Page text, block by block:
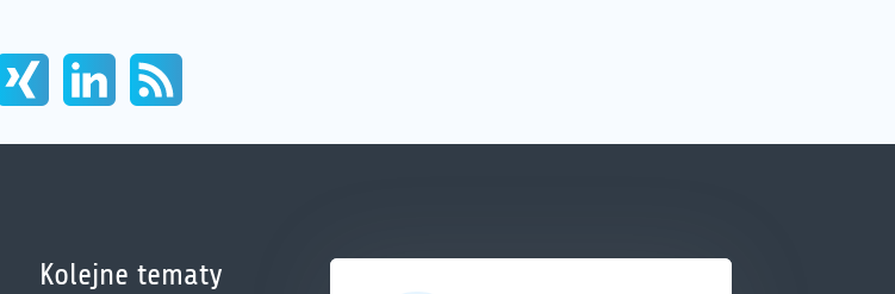
Kolejne tematy